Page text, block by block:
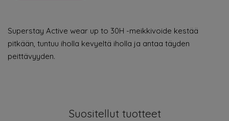
Superstay Active wear up to 30H -meikkivoide kestää
pitkään, tuntuu iholla kevyeltä iholla ja antaa täyden
peittävyyden.
Suositellut tuotteet